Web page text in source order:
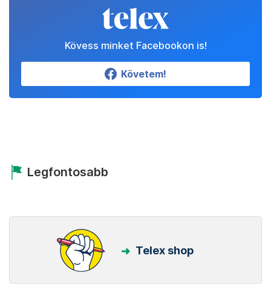
Kövess minket Facebookon is!
Követem!
Legfontosabb
Telex shop